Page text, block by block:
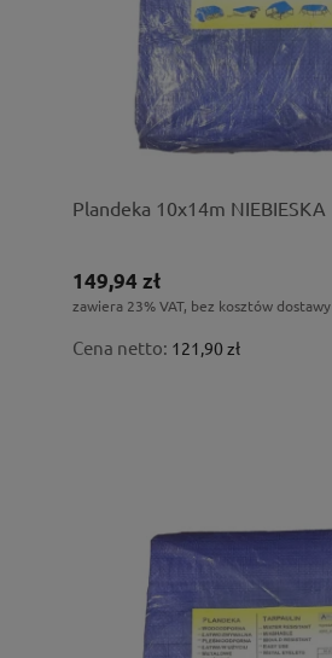
Plandeka 10x14m NIEBIESKA
149,94 zł
zawiera 23% VAT, bez kosztów dostawy
Cena netto: 121,90 zł